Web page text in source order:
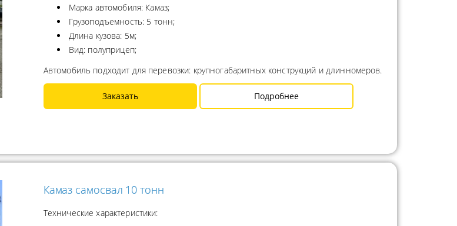
Марка автомобиля: Камаз;
Грузоподъемность: 5 тонн;
Длина кузова: 5м;
Вид: полуприцеп;
Автомобиль подходит для перевозки: крупногабаритных конструкций и длинномеров.
Заказать Подробнее
Камаз самосвал 10 тонн
Технические характеристики: